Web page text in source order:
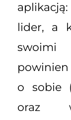
lider, a
o sobie
oraz